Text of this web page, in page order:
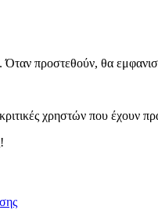
Όταν προστεθούν, θα
χρηστών που